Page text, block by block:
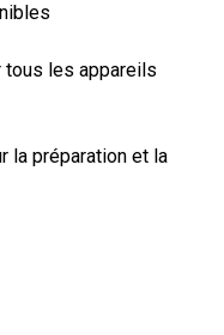
tous les appareils
la préparation et la